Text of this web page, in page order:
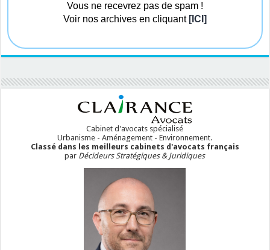
Vous ne recevrez pas de spam !
Voir nos archives en cliquant [ICI]
Cabinet d'avocats spécialisé
Urbanisme - Aménagement - Environnement.
Classé dans les meilleurs cabinets d'avocats français
par Décideurs Stratégiques & Juridiques